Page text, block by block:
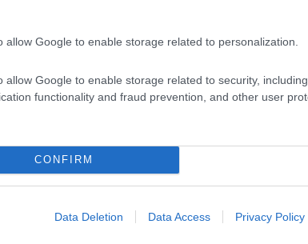
allow Google to enable storage related to personalization.
allow Google to enable storage related to security, including
functionality and fraud prevention, and other user
CONFIRM
Data Deletion Data Access Privacy Policy